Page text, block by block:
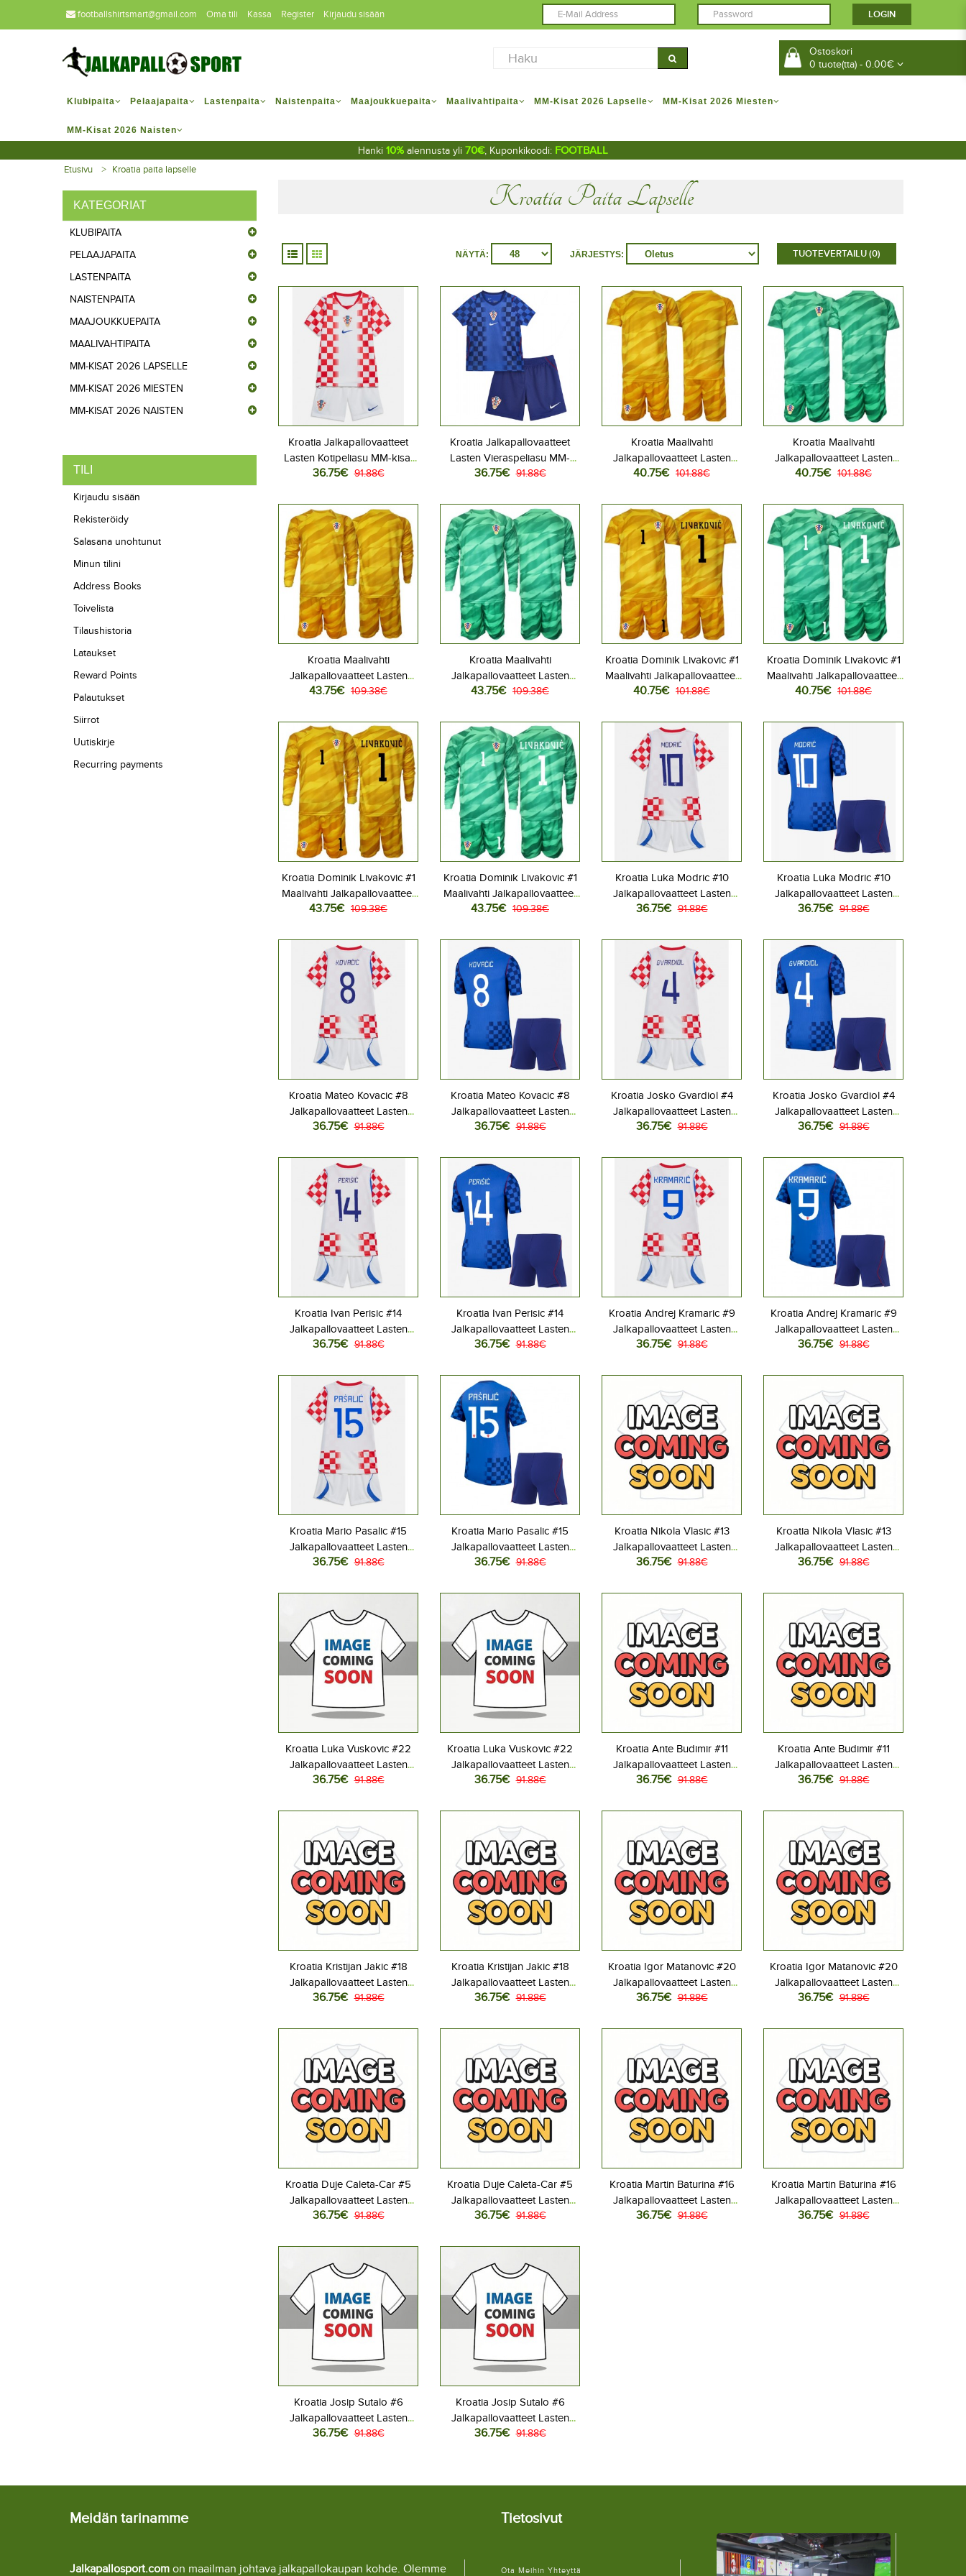
footballshirtsmart@gmail.com Oma tili Kassa Register Kirjaudu sisään
Ostoskori
0 tuote(tta) - 0.00€
Klubipaita Pelaajapaita Lastenpaita Naistenpaita Maajoukkuepaita Maalivahtipaita MM-Kisat 2026 Lapselle MM-Kisat 2026 Miesten
MM-Kisat 2026 Naisten
Hanki 10% alennusta yli 70€, Kuponkikoodi: FOOTBALL
Etusivu Kroatia paita lapselle
KATEGORIAT
KLUBIPAITA
PELAAJAPAITA
LASTENPAITA
NAISTENPAITA
MAAJOUKKUEPAITA
MAALIVAHTIPAITA
MM-KISAT 2026 LAPSELLE
MM-KISAT 2026 MIESTEN
MM-KISAT 2026 NAISTEN
TILI
Kirjaudu sisään
Rekisteröidy
Salasana unohtunut
Minun tilini
Address Books
Toivelista
Tilaushistoria
Lataukset
Reward Points
Palautukset
Siirrot
Uutiskirje
Recurring payments
Kroatia Paita Lapselle
TUOTEVERTAILU (0)
JÄRJESTYS:
NÄYTÄ:
Kroatia Jalkapallovaatteet
Lasten Kotipeliasu MM-kisat
2026 Lyhythihainen (+ Lyhyet
36.75€ 91.88€
Kroatia Jalkapallovaatteet
Lasten Vieraspeliasu MM-
kisat 2026 Lyhythihainen (+
36.75€ 91.88€
Kroatia Maalivahti
Jalkapallovaatteet Lasten
Kotipeliasu MM-kisat 2026
housut)
40.75€ 101.88€
Kroatia Maalivahti
Jalkapallovaatteet Lasten
Vieraspeliasu MM-kisat 2026
housut)
40.75€ 101.88€
Kroatia Maalivahti
Jalkapallovaatteet Lasten
Kotipeliasu MM-kisat 2026
housut)
43.75€ 109.38€
Kroatia Maalivahti
Jalkapallovaatteet Lasten
Vieraspeliasu MM-kisat 2026
housut)
43.75€ 109.38€
Kroatia Dominik Livakovic #1
Maalivahti Jalkapallovaatteet
Lasten Kotipeliasu MM-kisat
housut)
40.75€ 101.88€
Kroatia Dominik Livakovic #1
Maalivahti Jalkapallovaatteet
Lasten Vieraspeliasu MM-
Lyhyet housut)
40.75€ 101.88€
Kroatia Dominik Livakovic #1
Maalivahti Jalkapallovaatteet
Lasten Kotipeliasu MM-kisat
housut)
43.75€ 109.38€
Kroatia Dominik Livakovic #1
Maalivahti Jalkapallovaatteet
Lasten Vieraspeliasu MM-
Lyhyet housut)
43.75€ 109.38€
Kroatia Luka Modric #10
Jalkapallovaatteet Lasten
Kotipeliasu MM-kisat 2026
housut)
36.75€ 91.88€
Kroatia Luka Modric #10
Jalkapallovaatteet Lasten
Vieraspeliasu MM-kisat 2026
housut)
36.75€ 91.88€
Kroatia Mateo Kovacic #8
Jalkapallovaatteet Lasten
Kotipeliasu MM-kisat 2026
housut)
36.75€ 91.88€
Kroatia Mateo Kovacic #8
Jalkapallovaatteet Lasten
Vieraspeliasu MM-kisat 2026
housut)
36.75€ 91.88€
Kroatia Josko Gvardiol #4
Jalkapallovaatteet Lasten
Kotipeliasu MM-kisat 2026
housut)
36.75€ 91.88€
Kroatia Josko Gvardiol #4
Jalkapallovaatteet Lasten
Vieraspeliasu MM-kisat 2026
housut)
36.75€ 91.88€
Kroatia Ivan Perisic #14
Jalkapallovaatteet Lasten
Kotipeliasu MM-kisat 2026
housut)
36.75€ 91.88€
Kroatia Ivan Perisic #14
Jalkapallovaatteet Lasten
Vieraspeliasu MM-kisat 2026
housut)
36.75€ 91.88€
Kroatia Andrej Kramaric #9
Jalkapallovaatteet Lasten
Kotipeliasu MM-kisat 2026
housut)
36.75€ 91.88€
Kroatia Andrej Kramaric #9
Jalkapallovaatteet Lasten
Vieraspeliasu MM-kisat 2026
housut)
36.75€ 91.88€
Kroatia Mario Pasalic #15
Jalkapallovaatteet Lasten
Kotipeliasu MM-kisat 2026
housut)
36.75€ 91.88€
Kroatia Mario Pasalic #15
Jalkapallovaatteet Lasten
Vieraspeliasu MM-kisat 2026
housut)
36.75€ 91.88€
Kroatia Nikola Vlasic #13
Jalkapallovaatteet Lasten
Kotipeliasu MM-kisat 2026
housut)
36.75€ 91.88€
Kroatia Nikola Vlasic #13
Jalkapallovaatteet Lasten
Vieraspeliasu MM-kisat 2026
housut)
36.75€ 91.88€
Kroatia Luka Vuskovic #22
Jalkapallovaatteet Lasten
Kotipeliasu MM-kisat 2026
housut)
36.75€ 91.88€
Kroatia Luka Vuskovic #22
Jalkapallovaatteet Lasten
Vieraspeliasu MM-kisat 2026
housut)
36.75€ 91.88€
Kroatia Ante Budimir #11
Jalkapallovaatteet Lasten
Kotipeliasu MM-kisat 2026
housut)
36.75€ 91.88€
Kroatia Ante Budimir #11
Jalkapallovaatteet Lasten
Vieraspeliasu MM-kisat 2026
housut)
36.75€ 91.88€
Kroatia Kristijan Jakic #18
Jalkapallovaatteet Lasten
Kotipeliasu MM-kisat 2026
housut)
36.75€ 91.88€
Kroatia Kristijan Jakic #18
Jalkapallovaatteet Lasten
Vieraspeliasu MM-kisat 2026
housut)
36.75€ 91.88€
Kroatia Igor Matanovic #20
Jalkapallovaatteet Lasten
Kotipeliasu MM-kisat 2026
housut)
36.75€ 91.88€
Kroatia Igor Matanovic #20
Jalkapallovaatteet Lasten
Vieraspeliasu MM-kisat 2026
housut)
36.75€ 91.88€
Kroatia Duje Caleta-Car #5
Jalkapallovaatteet Lasten
Kotipeliasu MM-kisat 2026
housut)
36.75€ 91.88€
Kroatia Duje Caleta-Car #5
Jalkapallovaatteet Lasten
Vieraspeliasu MM-kisat 2026
housut)
36.75€ 91.88€
Kroatia Martin Baturina #16
Jalkapallovaatteet Lasten
Kotipeliasu MM-kisat 2026
36.75€ 91.88€
Kroatia Martin Baturina #16
Jalkapallovaatteet Lasten
Vieraspeliasu MM-kisat 2026
36.75€ 91.88€
Kroatia Josip Sutalo #6
Jalkapallovaatteet Lasten
Kotipeliasu MM-kisat 2026
36.75€ 91.88€
Kroatia Josip Sutalo #6
Jalkapallovaatteet Lasten
Vieraspeliasu MM-kisat 2026
36.75€ 91.88€
Meidän tarinamme
Jalkapallosport.com on maailman johtava jalkapallokaupan kohde. Olemme
Tietosivut
Ota Meihin Yhteyttä